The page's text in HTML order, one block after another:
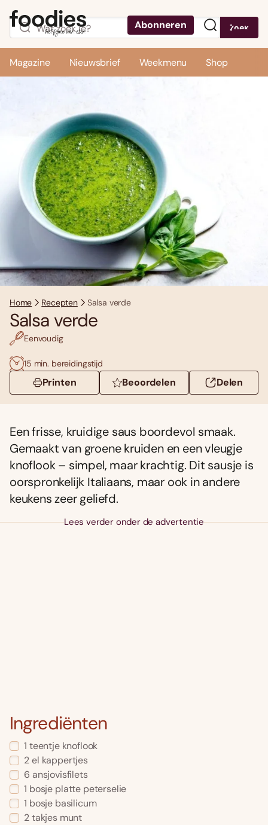
Abonneren Zoek
Magazine Nieuwsbrief Weekmenu Shop
Home Recepten Salsa verde
Salsa verde
Eenvoudig
15 min. bereidingstijd
Printen Beoordelen Delen
Een frisse, kruidige saus boordevol smaak.
Gemaakt van groene kruiden en een vleugje
knoflook – simpel, maar krachtig. Dit sausje is
oorspronkelijk Italiaans, maar ook in andere
keukens zeer geliefd.
Lees verder onder de advertentie
Ingrediënten
1 teentje knoflook
2el kappertjes
6 ansjovisfilets
1 bosje platte peterselie
1 bosje basilicum
2takjes munt